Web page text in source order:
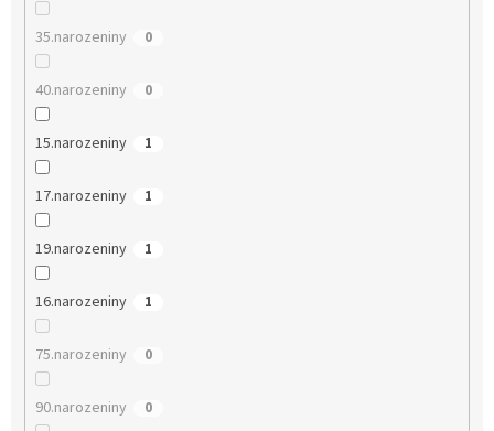
35.narozeniny 0
40.narozeniny 0
15.narozeniny 1
17.narozeniny 1
19.narozeniny 1
16.narozeniny 1
75.narozeniny 0
90.narozeniny 0